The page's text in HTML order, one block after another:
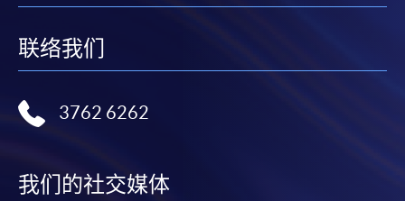
联络我们
3762 6262
我们的社交媒体